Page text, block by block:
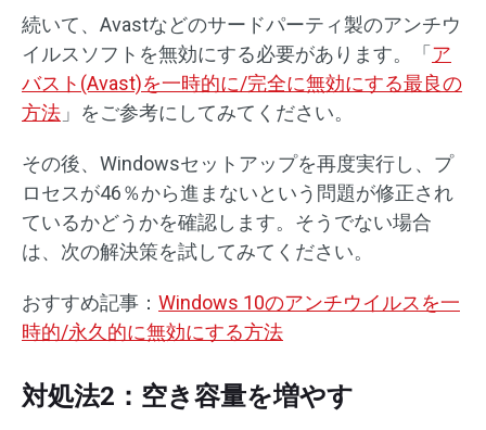
続いて、Avastなどのサードパーティ製のアンチウ
イルスソフトを無効にする必要があります。「 ア
バスト(Avast)を一時的に/完全に無効にする最良の
方法 」をご参考にしてみてください。
その後、Windowsセットアップを再度実行し、プ
ロセスが46％から進まないという問題が修正され
ているかどうかを確認します。そうでない場合
は、次の解決策を試してみてください。
おすすめ記事： Windows 10のアンチウイルスを一
時的/永久的に無効にする方法
対処法2：空き容量を増やす